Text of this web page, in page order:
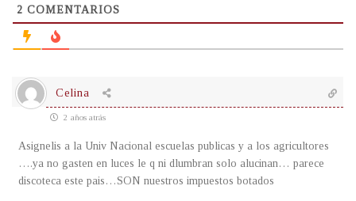
2 COMENTARIOS
Celina
2 años atrás
Asignelis a la Univ Nacional escuelas publicas y a los agricultores
….ya no gasten en luces le q ni dlumbran solo alucinan… parece
discoteca este pais…SON nuestros impuestos botados